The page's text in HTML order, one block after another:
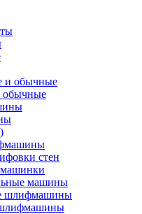
обычные
стен
машины
шлифмашины